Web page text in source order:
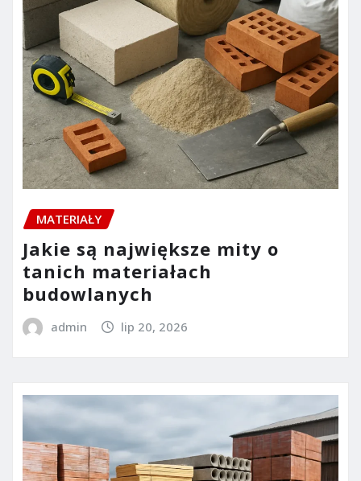
MATERIAŁY
Jakie są największe mity o
tanich materiałach
budowlanych
admin lip 20, 2026